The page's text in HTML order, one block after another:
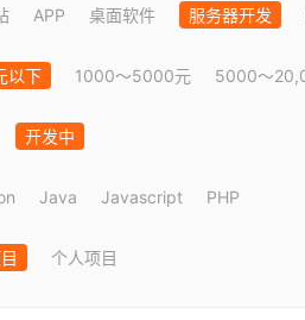
APP 桌面软件 服务器开发
以下 1000～5000元 5000～
开发中
Java Javascript PHP
个人项目